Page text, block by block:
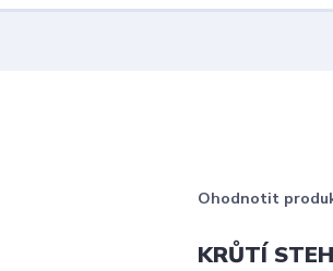
Ohodnotit
KRŮTÍ